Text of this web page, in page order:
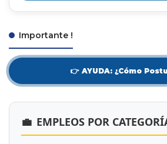
Importante !
👉 AYUDA: ¿Cómo
💼 EMPLEOS POR